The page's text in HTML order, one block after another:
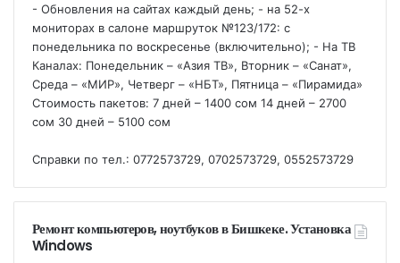
- Обновления на сайтах каждый день; - на 52-х
мониторах в салоне маршруток №123/172: с
понедельника по воскресенье (включительно); - На ТВ
Каналах: Понедельник – «Азия ТВ», Вторник – «Санат»,
Среда – «МИР», Четверг – «НБТ», Пятница – «Пирамида»
Стоимость пакетов: 7 дней – 1400 сом 14 дней – 2700
сом 30 дней – 5100 сом
Справки по тел.: 0772573729, 0702573729, 0552573729
Ремонт компьютеров, ноутбуков в Бишкеке. Установка
Windows